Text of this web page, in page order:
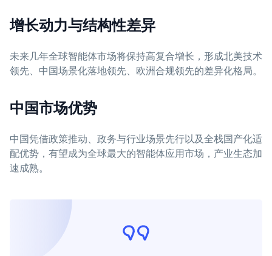
增长动力与结构性差异
未来几年全球智能体市场将保持高复合增长，形成北美技术
领先、中国场景化落地领先、欧洲合规领先的差异化格局。
中国市场优势
中国凭借政策推动、政务与行业场景先行以及全栈国产化适
配优势，有望成为全球最大的智能体应用市场，产业生态加
速成熟。